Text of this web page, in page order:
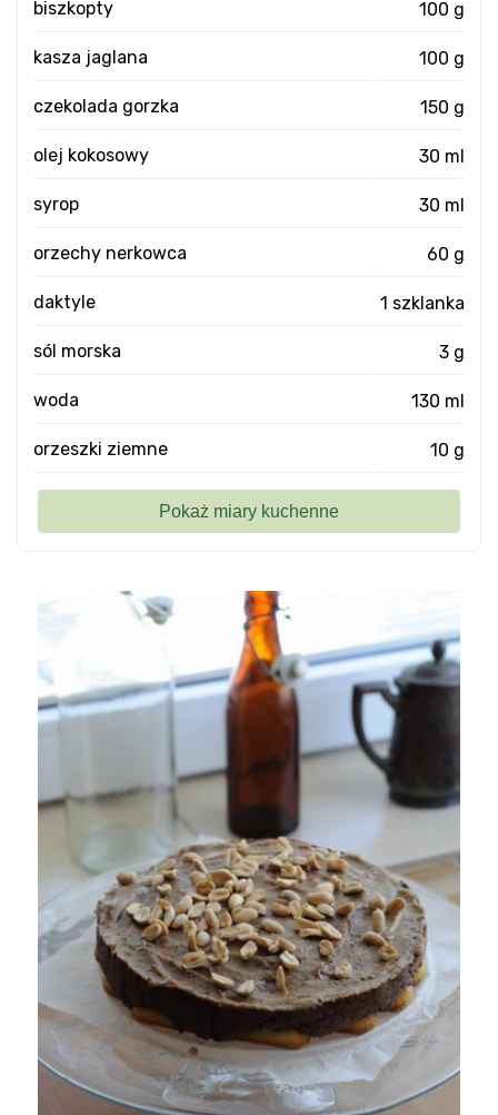
biszkopty 100 g
kasza jaglana 100 g
czekolada gorzka 150 g
olej kokosowy 30 ml
syrop 30 ml
orzechy nerkowca 60 g
daktyle 1 szklanka
sól morska 3 g
woda 130 ml
orzeszki ziemne 10 g